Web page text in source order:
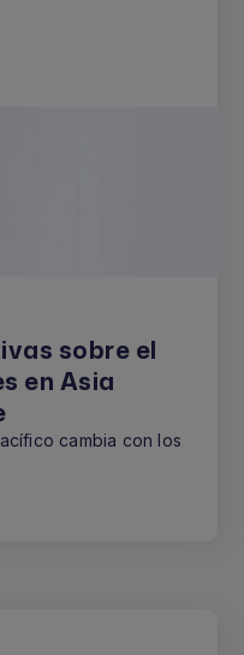
sobre el
en Asia
cambia con los